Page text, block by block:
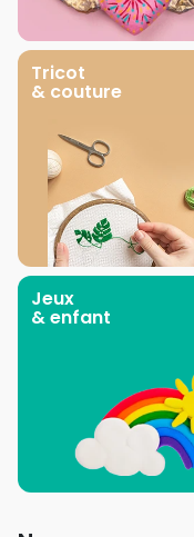
Tricot
& couture
Jeux
& enfant